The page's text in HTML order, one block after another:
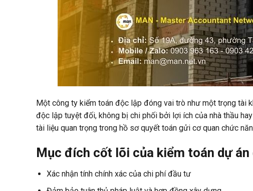
Một công ty kiểm toán độc lập đóng vai trò như một trọng tài
độc lập tuyệt đối, không bị chi phối bởi lợi ích của nhà thầu
tài liệu quan trọng trong hồ sơ quyết toán gửi cơ quan chức
Mục đích cốt lõi của kiểm toán dự
Xác nhận tính chính xác của chi phí đầu tư